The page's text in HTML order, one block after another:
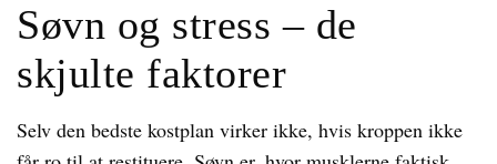
Søvn og stress – de
skjulte faktorer
Selv den bedste kostplan virker ikke, hvis kroppen ikke